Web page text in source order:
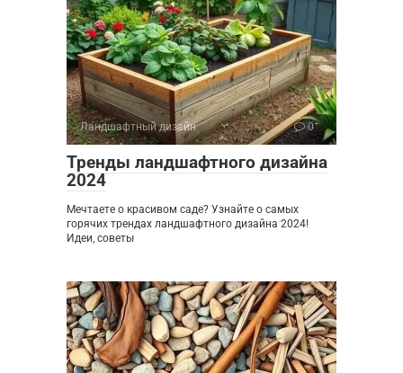
Ландшафтный дизайн 0
Тренды ландшафтного дизайна
2024
Мечтаете о красивом саде? Узнайте о самых
горячих трендах ландшафтного дизайна 2024!
Идеи, советы